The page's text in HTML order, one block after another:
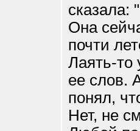
сказала:
Она
почти
Лаять-то
ее слов.
понял,
Нет, не